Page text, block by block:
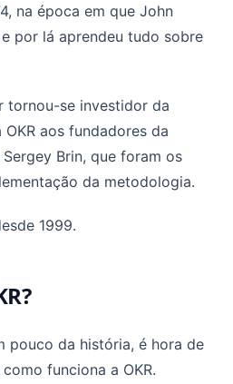
na época em que John
por lá aprendeu tudo sobre
tornou-se investidor da
aos fundadores da
Brin, que foram os
da metodologia.
1999.
pouco da história, é hora de
funciona a OKR.